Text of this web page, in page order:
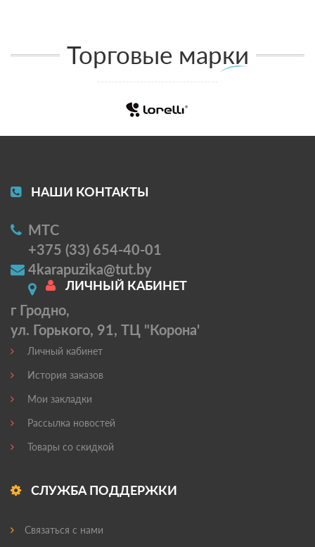
Торговые марки
НАШИ КОНТАКТЫ
МТС
+375 (33) 654-40-01
4karapuzika@tut.by
г Гродно,
ул. Горького, 91, ТЦ "Корона'
ЛИЧНЫЙ КАБИНЕТ
Личный кабинет
История заказов
Мои закладки
Рассылка новостей
Товары со скидкой
СЛУЖБА ПОДДЕРЖКИ
Связаться с нами